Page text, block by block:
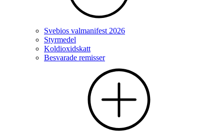
Svebios valmanifest 2026
Styrmedel
Koldioxidskatt
Besvarade remisser